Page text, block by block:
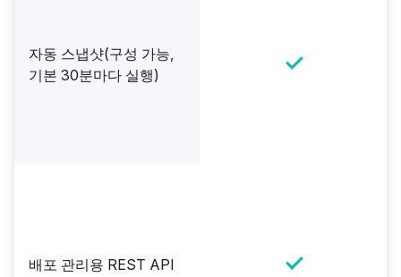
자동 스냅샷(구성 가능,
기본 30분마다 실행)
배포 관리용 REST API